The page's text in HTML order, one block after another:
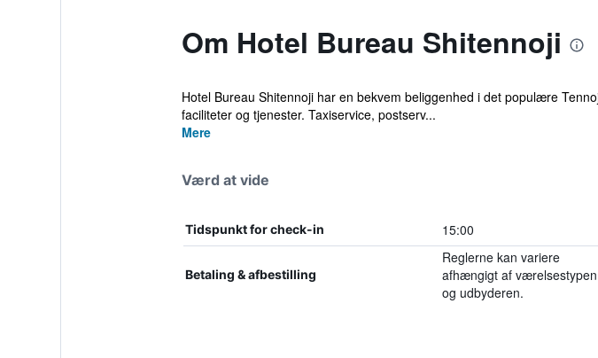
Om Hotel Bureau Shitennoji
Hotel Bureau Shitennoji har en bekvem beliggenhed i det populære
faciliteter og tjenester. Taxiservice, postserv...
Mere
Værd at vide
Tidspunkt for check-in 15:00
Betaling & afbestilling
Reglerne kan variere
afhængigt af værelsestypen
og udbyderen.